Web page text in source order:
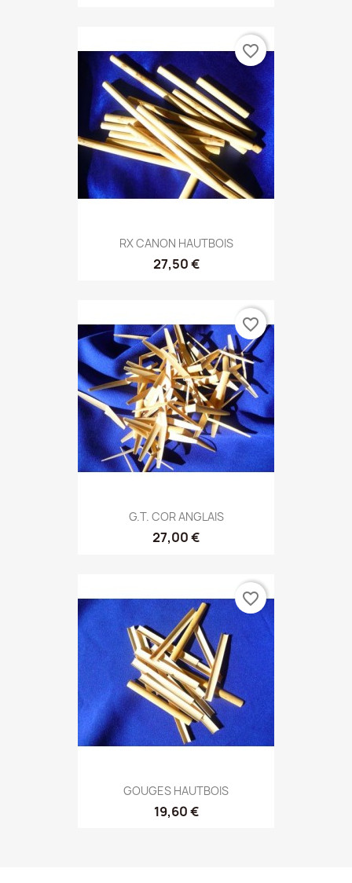
RX CANON HAUTBOIS
27,50 €
favorite_border
G.T. COR ANGLAIS
27,00 €
favorite_border
GOUGES HAUTBOIS
19,60 €
favorite_border